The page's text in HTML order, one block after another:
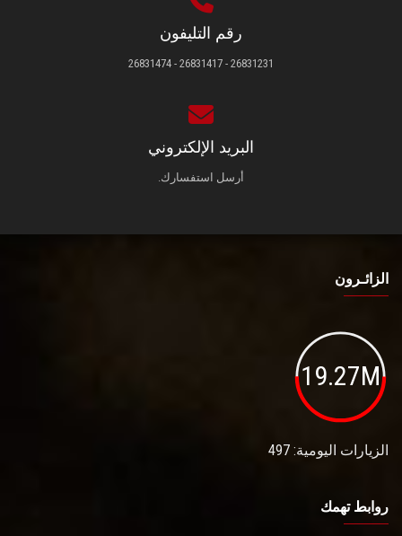
رقم التليفون
26831231 - 26831417 - 26831474
البريد الإلكتروني
أرسل استفسارك.
الزائـرون
19.27M
الزيارات اليومية: 497
روابط تهمك